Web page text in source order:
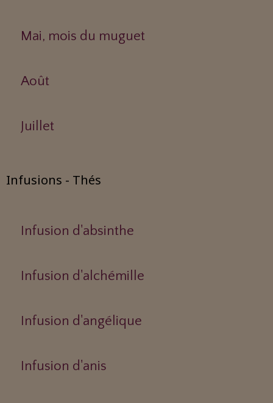
Mai, mois du muguet
Août
Juillet
Infusions - Thés
Infusion d'absinthe
Infusion d'alchémille
Infusion d'angélique
Infusion d'anis